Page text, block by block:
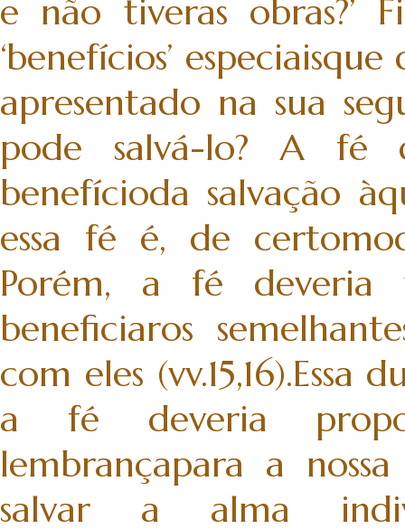
e não tiveras obras?’
‘benefícios’
apresentado na sua
pode salvá-lo? A fé
benefícioda salvação
essa fé é, de
Porém, a fé deveria
beneficiaros
com eles
a fé deveria
lembrançapara a
salvar a alma